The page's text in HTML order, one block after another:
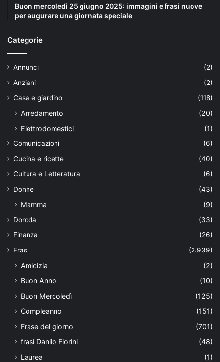
Buon mercoledì 25 giugno 2025: immagini e frasi nuove
per augurare una giornata speciale
Categorie
Annunci
(2)
Anziani
(2)
Casa e giardino
(118)
Arredamento
(20)
Elettrodomestici
(1)
Comunicazioni
(6)
Cucina e ricette
(40)
Cultura e Letteratura
(6)
Donne
(43)
Mamma (9)
Doroda
(33)
Finanza
(26)
Frasi
(2.939)
Amicizia
(2)
Buon Anno
(10)
Buon Mercoledì
(125)
Compleanno
(151)
Frase del giorno
(701)
frasi Danilo Fiorini
(48)
Laurea
(1)